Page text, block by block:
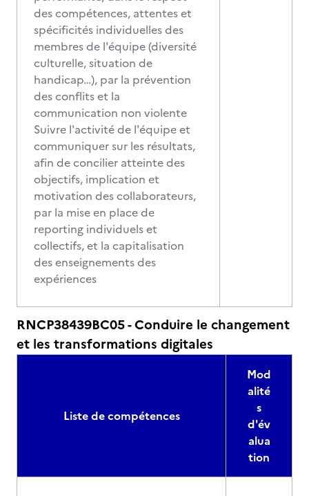
des compétences, attentes et
spécificités individuelles des
membres de l'équipe (diversité
culturelle, situation de
handicap…), par la prévention
des conflits et la
communication non violente
Suivre l'activité de l'équipe et
communiquer sur les résultats,
afin de concilier atteinte des
objectifs, implication et
motivation des collaborateurs,
par la mise en place de
reporting individuels et
collectifs, et la capitalisation
des enseignements des
expériences
RNCP38439BC05 - Conduire le changement
et les transformations digitales
Liste de compétences
Mod
alité
s
d'év
alua
tion